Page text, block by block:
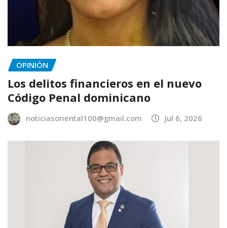
OPINIÓN
Los delitos financieros en el nuevo
Código Penal dominicano
noticiasoriental100@gmail.com Jul 6, 2026